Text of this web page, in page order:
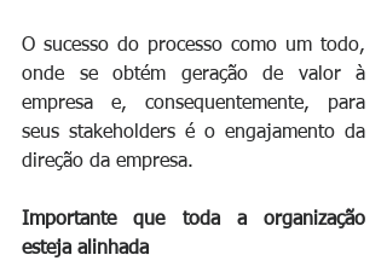
O sucesso do processo como um todo,
onde se obtém geração de valor à
empresa e, consequentemente, para
seus stakeholders é o engajamento da
direção da empresa.
Importante que toda a organização
esteja alinhada